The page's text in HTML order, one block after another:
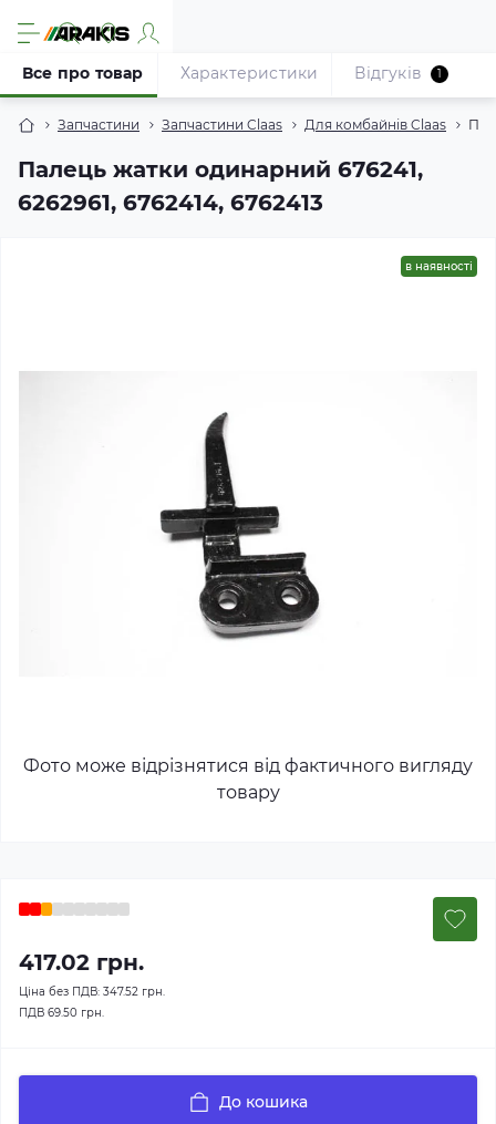
Запчастини Запчастини Claas Для комбайнів Claas
Палець жатки одинарний 676241,
6262961, 6762414, 6762413
Все про товар Характеристики Відгуків 1
в наявності
Фото може відрізнятися від фактичного вигляду
товару
417.02 грн.
Ціна без ПДВ: 347.52 грн.
ПДВ 69.50 грн.
До кошика